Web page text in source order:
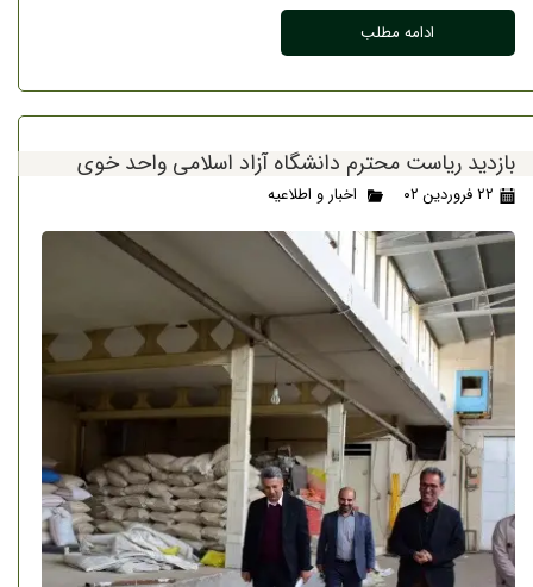
ادامه مطلب
بازدید ریاست محترم دانشگاه آزاد اسلامی واحد خوی
۲۲ فروردین ۰۲ اخبار و اطلاعیه